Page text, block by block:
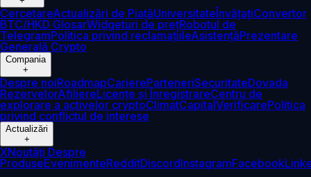
CercetareActualizări de PiațăUniversitateÎnvățațiConvertor
BTC/HKD GlosarWidgeturi de prețRobotul de
TelegramPolitica privind reclamațiileAsistențăPrezentare
Generală Crypto
Compania
+
Despre noiRoadmapCariereParteneriSecuritateDovada
RezervelorAfiliereLicențe și ÎnregistrareCentru de
explorare a activelor cryptoClimatCapitalVerificarePolitica
privind conflictul de interese
Actualizări
+
XNoutăți Despre
ProduseEvenimenteRedditDiscordInstagramFacebook